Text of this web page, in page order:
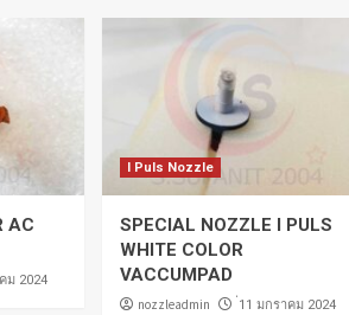
AC
ม 2024
I Puls Nozzle
SPECIAL NOZZLE I PULS
WHITE COLOR
VACCUMPAD
nozzleadmin ่11 มกราคม 2024